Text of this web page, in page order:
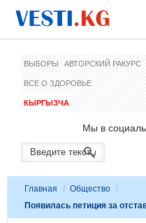
ВЫБОРЫ АВТОРСКИЙ РАКУРС
ВСЕ О ЗДОРОВЬЕ
КЫРГЫЗЧА
Мы в
Главная / Общество /
Появилась петиция за